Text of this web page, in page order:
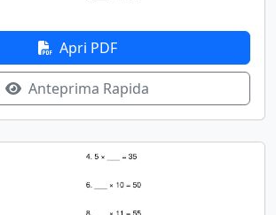
Apri PDF
Anteprima Rapida